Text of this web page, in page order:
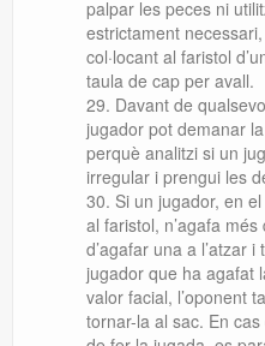
palpar les peces ni
estrictament
col·locant al faristol
taula de cap per avall.
Davant de
jugador pot demanar
perquè analitzi si un
irregular i prengui les
Si un jugador, en
al faristol, n’agafa més
d’agafar una a l’atzar
jugador que ha agafat
valor facial, l’oponent
tornar-la al sac. En cas